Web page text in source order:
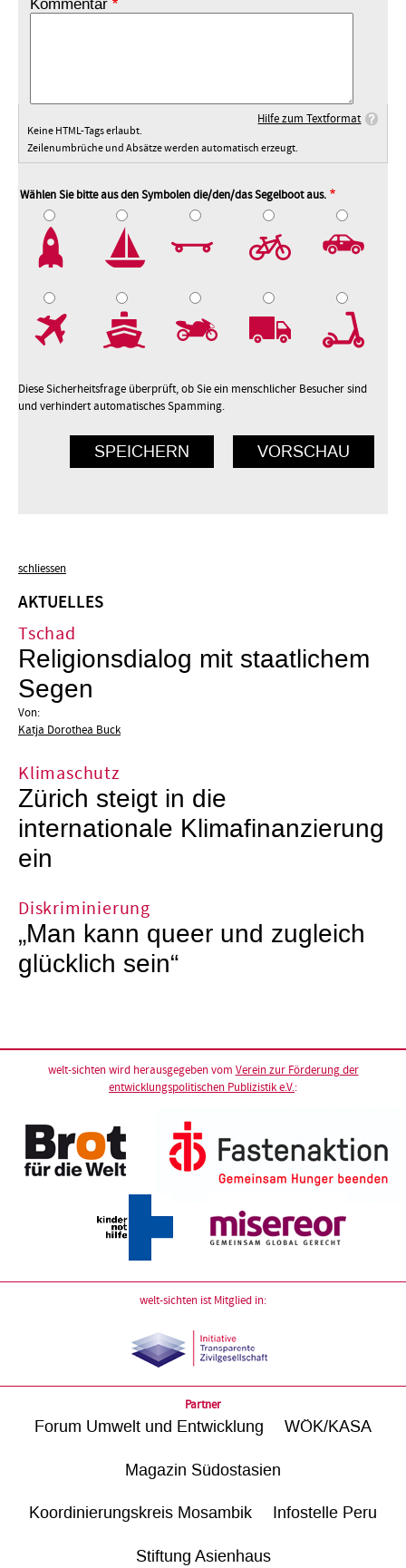
Kommentar
Hilfe zum Textformat
Keine HTML-Tags erlaubt.
Zeilenumbrüche und Absätze werden automatisch erzeugt.
Wählen Sie bitte aus den Symbolen die/den/das Segelboot aus.
Diese Sicherheitsfrage überprüft, ob Sie ein menschlicher Besucher sind
und verhindert automatisches Spamming.
schliessen
AKTUELLES
Tschad
Religionsdialog mit staatlichem
Segen
Von:
Katja Dorothea Buck
Klimaschutz
Zürich steigt in die
internationale Klimafinanzierung
ein
Diskriminierung
„Man kann queer und zugleich
glücklich sein“
welt-sichten wird herausgegeben vom Verein zur Förderung der
entwicklungspolitischen Publizistik e.V.:
welt-sichten ist Mitglied in:
Partner
Forum Umwelt und Entwicklung WÖK/KASA
Magazin Südostasien
Koordinierungskreis Mosambik Infostelle Peru
Stiftung Asienhaus